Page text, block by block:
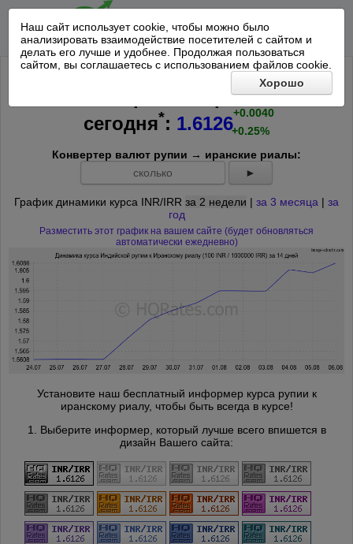
Наш сайт использует cookie, чтобы можно было
анализировать взаимодействие посетителей с сайтом и
делать его лучше и удобнее. Продолжая пользоваться
сайтом, вы соглашаетесь с использованием файлов cookie.
Хорошо
Курс 100 Индийских рупий к
1000000 Иранских риалов на
сегодня*: 1.6126+0.0040
+0.25%
Конвертер валют рупии → иранские риалы:
►
График динамики курса INR/IRR за 2 недели | за 3 месяца | за
год
Разместить этот график на вашем сайте (будет обновляться
автоматически ежедневно)
Установите наш бесплатный информер курса рупии к
иранскому риалу, чтобы быть всегда в курсе!
1. Выберите информер, который лучше всего впишется в
дизайн Вашего сайта: